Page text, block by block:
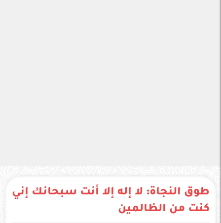
طوق النجاة: لا إله إلا أنت سبحانك إني
كنت من الظالمين